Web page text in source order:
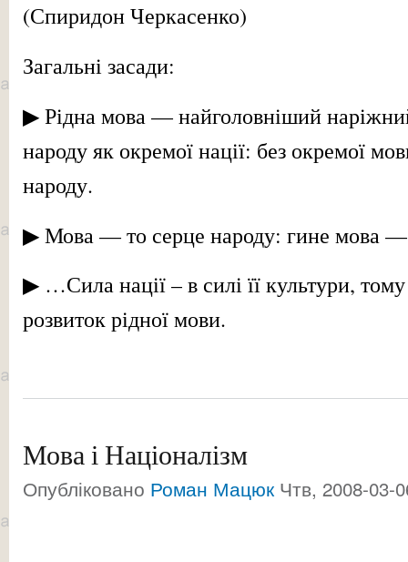
(Спиридон Черкасенко)
Загальні засади:
▶ Рідна мова — найголовніший
народу як окремої нації: без окремої
народу.
▶ Мова — то серце народу: гине мова —
▶ …Сила нації – в силі її культури,
розвиток рідної мови.
Мова і Націоналізм
Опубліковано Роман Мацюк Чтв, 2008-03-